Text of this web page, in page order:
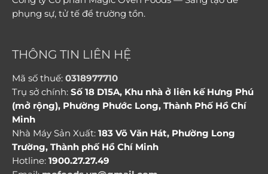
phụng sự, tử tế để trường tồn.
THÔNG TIN LIÊN HỆ
Mã số thuế: 0318977710
Trụ sở chính: Số 18 D15A, Khu nhà ở liên kế Hưng Phú
(mở rộng), Phường Phước Long, Thành Phố Hồ Chí
Minh
Nhà Máy Sản Xuất: 183 Võ Văn Hát, Phường Long
Trường, Thành phố Hồ Chí Minh
Hotline: 1900.27.27.49